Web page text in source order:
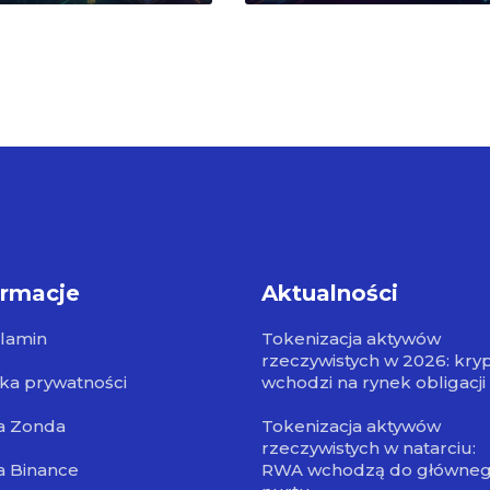
prywatności
Zonda
Binance
Aktualności
Tokenizacja aktywów
rzeczywistych w 2026:
wchodzi na rynek obligacji
Tokenizacja aktywów
rzeczywistych w natarciu:
RWA wchodzą do